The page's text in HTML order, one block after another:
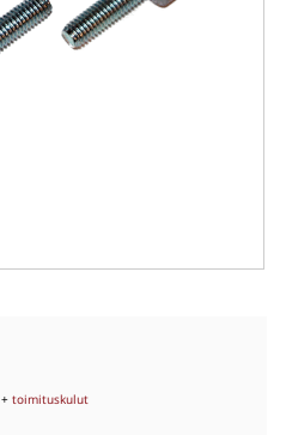
+toimituskulut